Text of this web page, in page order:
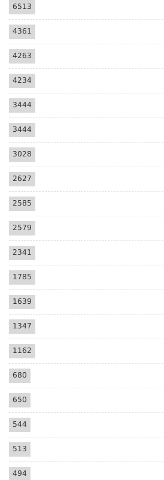
6513
4361
4263
4234
3444
3444
3028
2627
2585
2579
2341
1785
1639
1347
1162
680
650
544
513
494